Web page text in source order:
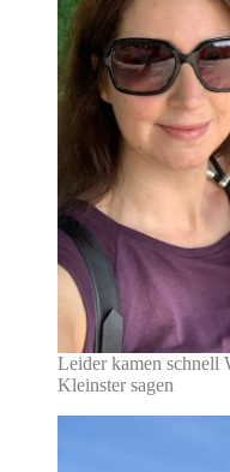
Leider kamen schnell
Kleinster sagen